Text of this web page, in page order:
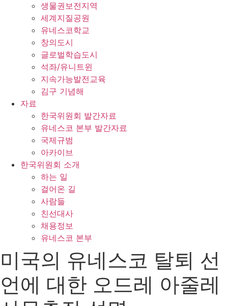
생물권보전지역
세계지질공원
유네스코학교
창의도시
글로벌학습도시
석좌/유니트윈
지속가능발전교육
김구 기념해
자료
한국위원회 발간자료
유네스코 본부 발간자료
국제규범
아카이브
한국위원회 소개
하는 일
걸어온 길
사람들
친선대사
채용정보
유네스코 본부
미국의 유네스코 탈퇴 선
언에 대한 오드레 아줄레